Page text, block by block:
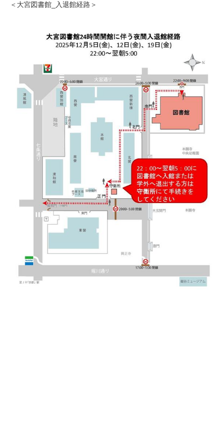
＜大宮図書館_入退館経路＞